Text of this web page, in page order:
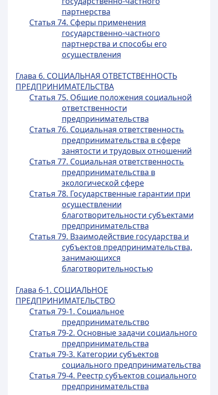
партнерства
Статья 74. Сферы применения
государственно-частного
партнерства и способы его
осуществления
Глава 6. СОЦИАЛЬНАЯ ОТВЕТСТВЕННОСТЬ
ПРЕДПРИНИМАТЕЛЬСТВА
Статья 75. Общие положения социальной
ответственности
предпринимательства
Статья 76. Социальная ответственность
предпринимательства в сфере
занятости и трудовых отношений
Статья 77. Социальная ответственность
предпринимательства в
экологической сфере
Статья 78. Государственные гарантии при
осуществлении
благотворительности субъектами
предпринимательства
Статья 79. Взаимодействие государства и
субъектов предпринимательства,
занимающихся
благотворительностью
Глава 6-1. СОЦИАЛЬНОЕ
ПРЕДПРИНИМАТЕЛЬСТВО
Статья 79-1. Социальное
предпринимательство
Статья 79-2. Основные задачи социального
предпринимательства
Статья 79-3. Категории субъектов
социального предпринимательства
Статья 79-4. Реестр субъектов социального
предпринимательства